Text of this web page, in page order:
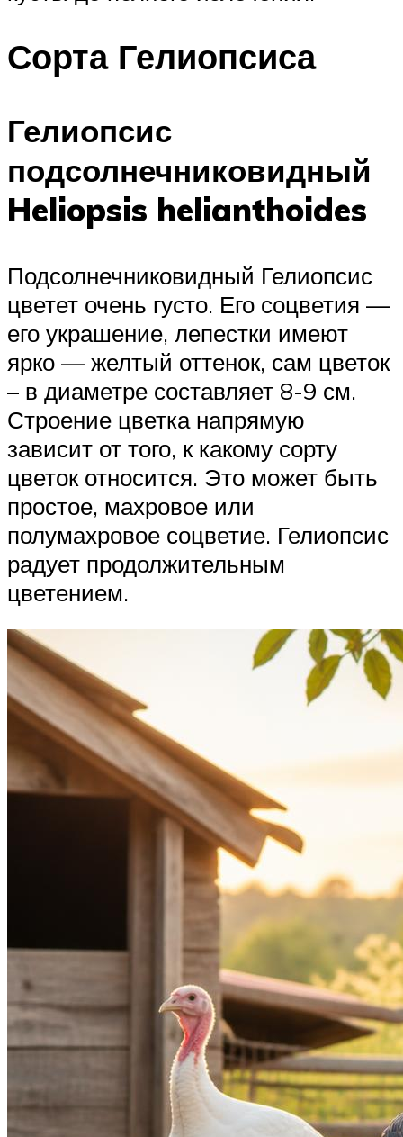
Сорта Гелиопсиса
Гелиопсис
подсолнечниковидный
Heliopsis helianthoides
Подсолнечниковидный Гелиопсис
цветет очень густо. Его соцветия —
его украшение, лепестки имеют
ярко — желтый оттенок, сам цветок
– в диаметре составляет 8-9 см.
Строение цветка напрямую
зависит от того, к какому сорту
цветок относится. Это может быть
простое, махровое или
полумахровое соцветие. Гелиопсис
радует продолжительным
цветением.